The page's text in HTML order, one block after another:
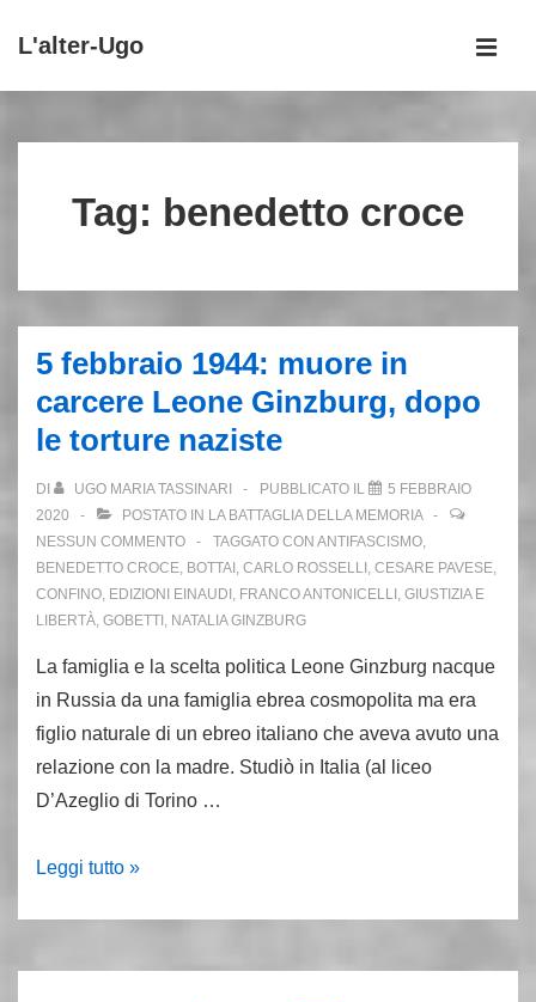
Vai
principale
L'alter-Ugo
principale
Tag: benedetto croce
5 febbraio 1944: muore in
carcere Leone Ginzburg, dopo
le torture naziste
DI UGO MARIA TASSINARI PUBBLICATO IL
5 FEBBRAIO
2020
POSTATO IN LA BATTAGLIA DELLA MEMORIA
NESSUN COMMENTO
TAGGATO CON ANTIFASCISMO,
BENEDETTO CROCE, BOTTAI , CARLO ROSSELLI , CESARE PAVESE,
CONFINO, EDIZIONI EINAUDI , FRANCO ANTONICELLI , GIUSTIZIA E
LIBERTÀ, GOBETTI , NATALIA GINZBURG
La famiglia e la scelta politica Leone Ginzburg nacque
in Russia da una famiglia ebrea cosmopolita ma era
figlio naturale di un ebreo italiano che aveva avuto una
relazione con la madre. Studiò in Italia (al liceo
D’Azeglio di Torino …
5
muore
Leggi tutto »